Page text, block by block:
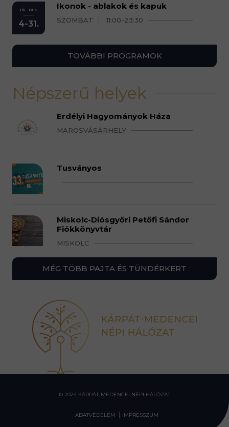
JÚL.-DEC.
4-31.
Ikonok - ablakok és kapuk
SZOMBAT 11:00-23:30
TOVÁBBI PROGRAMOK
Népszerű helyek
Erdélyi Hagyományok Háza
MAROSVÁSÁRHELY
Tusványos
Miskolc-Diósgyőri Petőfi Sándor
Fiókkönyvtár
MISKOLC
MÉG TÖBB PAJTA ÉS TÜNDÉRKERT
© 2024 KÁRPÁT-MEDENCEI NÉPI HÁLÓZAT
ADATVÉDELEM IMPRESSZUM